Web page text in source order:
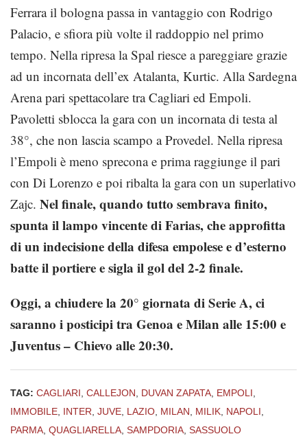
Ferrara il bologna passa in vantaggio con Rodrigo
Palacio, e sfiora più volte il raddoppio nel primo
tempo. Nella ripresa la Spal riesce a pareggiare grazie
ad un incornata dell’ex Atalanta, Kurtic. Alla Sardegna
Arena pari spettacolare tra Cagliari ed Empoli.
Pavoletti sblocca la gara con un incornata di testa al
38°, che non lascia scampo a Provedel. Nella ripresa
l’Empoli è meno sprecona e prima raggiunge il pari
con Di Lorenzo e poi ribalta la gara con un superlativo
Zajc. Nel finale, quando tutto sembrava finito,
spunta il lampo vincente di Farias, che approfitta
di un indecisione della difesa empolese e d’esterno
batte il portiere e sigla il gol del 2-2 finale.
Oggi, a chiudere la 20° giornata di Serie A, ci
saranno i posticipi tra Genoa e Milan alle 15:00 e
Juventus – Chievo alle 20:30.
TAG: CAGLIARI CALLEJON DUVAN ZAPATA EMPOLI
IMMOBILE INTER JUVE LAZIO MILAN MILIK NAPOLI
PARMA QUAGLIARELLA SAMPDORIA SASSUOLO